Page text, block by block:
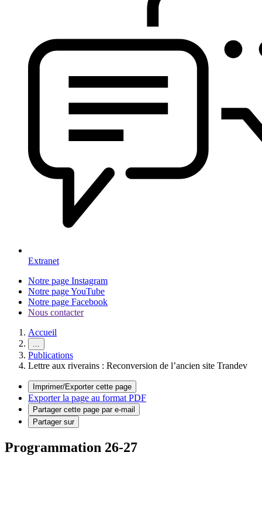
Extranet
Notre page Instagram
Notre page YouTube
Notre page Facebook
Nous contacter
Accueil
...
Publications
Lettre aux riverains : Reconversion de l’ancien site Trandev
Imprimer/Exporter cette page
Exporter la page au format PDF
Partager cette page par e-mail
Partager sur
Programmation 26-27